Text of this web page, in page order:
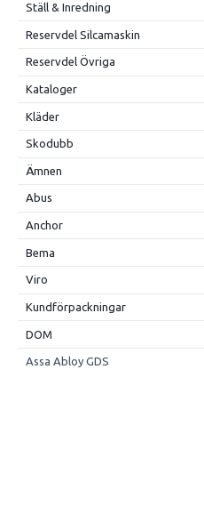
Ställ & Inredning
Reservdel Silcamaskin
Reservdel Övriga
Kataloger
Kläder
Skodubb
Ämnen
Abus
Anchor
Bema
Viro
Kundförpackningar
DOM
Assa Abloy GDS